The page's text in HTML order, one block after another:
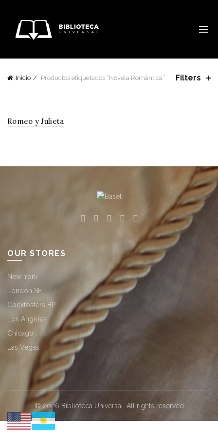
Inicio Productos etiquetados “Novela Romántica” Filters
Romeo y Julieta
OUR STORES
New York
London SF
Cockfosters BP
Los Angeles
Chicago
Las Vegas
© 2026 Biblioteca Universal. All rights reserved